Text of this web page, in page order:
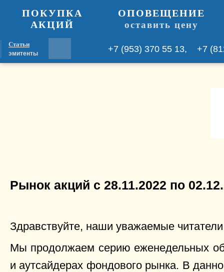
ПОКУПКА
АКЦИЙ
ОПОВЕЩЕНИЕ
оставить цену
Статьи
эмитенты +7 (953) 370 55 13, +7
Рынок акций с 28.11.2022 по
Здравствуйте, наши уважаемые
Мы продолжаем серию еженедельных
и аутсайдерах фондового рынка. В